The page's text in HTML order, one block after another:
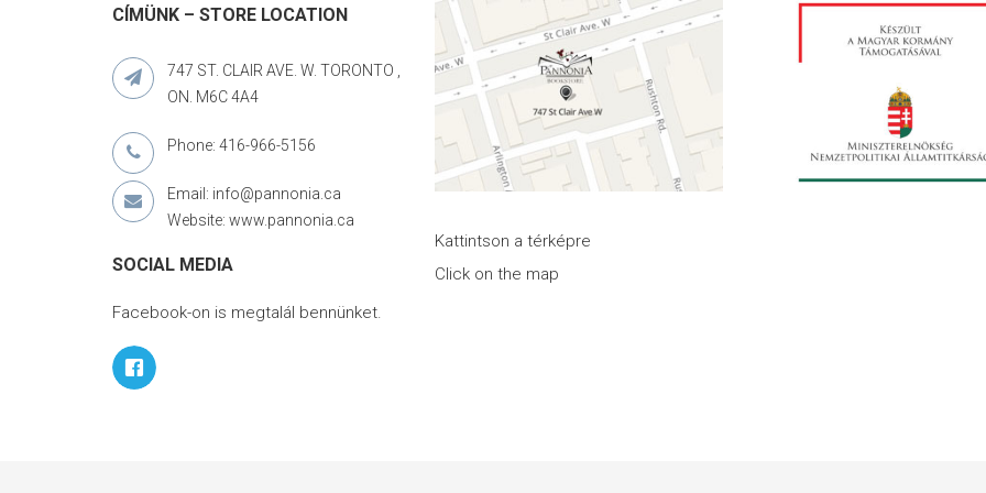
CÍMÜNK – STORE LOCATION
747 ST. CLAIR AVE. W. TORONTO ,
ON. M6C 4A4
Phone: 416-966-5156
Email: info@pannonia.ca
Website: www.pannonia.ca
SOCIAL MEDIA
Facebook-on is megtalál bennünket.
Kattintson a térképre
Click on the map